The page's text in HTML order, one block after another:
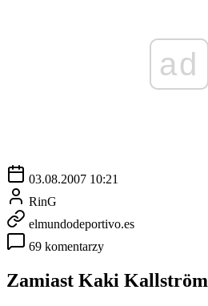
ad
03.08.2007 10:21
RinG
elmundodeportivo.es
69 komentarzy
Zamiast Kaki Kallström